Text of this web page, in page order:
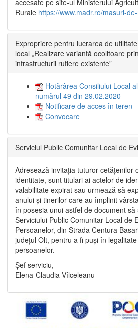
accesate pe site-ul Ministerului
Rurale https://www.madr.ro/masuri-
Expropriere pentru lucrarea de
local „Realizare variantă ocolitoare
infrastructurii rutiere existente”
Hotărârea Consiliului Local
numărul 49 din 29.02.2020
Notificare de acces în teren
Convocare
Serviciul Public Comunitar Local de
Adresează invitația tuturor cetățenilor
identitate, sunt titulari ai actelor de
valabilitate expirat sau urmează să
anului și tinerilor care au împlinit
în posesia unui astfel de document
Serviciului Public Comunitar Local de
Persoanelor, din Strada Centura
județul Olt, pentru a fi puși în
persoanelor.
Șef serviciu,
Elena-Claudia Vîlceleanu